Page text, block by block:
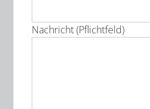
Nachricht (Pflichtfeld)